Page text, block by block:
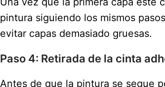
pintura siguiendo los mismos
evitar capas demasiado gruesas.
Paso 4: Retirada de la cinta
Antes de que la pintura se seque